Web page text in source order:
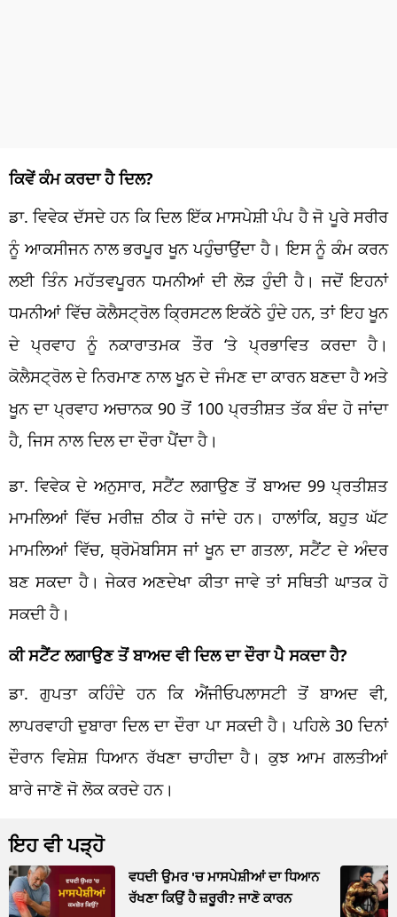
ਕਿਵੇਂ ਕੰਮ ਕਰਦਾ ਹੈ ਦਿਲ?
ਡਾ. ਵਿਵੇਕ ਦੱਸਦੇ ਹਨ ਕਿ ਦਿਲ ਇੱਕ ਮਾਸਪੇਸ਼ੀ ਪੰਪ ਹੈ ਜੋ ਪੂਰੇ ਸਰੀਰ
ਨੂੰ ਆਕਸੀਜਨ ਨਾਲ ਭਰਪੂਰ ਖੂਨ ਪਹੁੰਚਾਉਂਦਾ ਹੈ। ਇਸ ਨੂੰ ਕੰਮ ਕਰਨ
ਲਈ ਤਿੰਨ ਮਹੱਤਵਪੂਰਨ ਧਮਨੀਆਂ ਦੀ ਲੋੜ ਹੁੰਦੀ ਹੈ। ਜਦੋਂ ਇਹਨਾਂ
ਧਮਨੀਆਂ ਵਿੱਚ ਕੋਲੈਸਟ੍ਰੋਲ ਕ੍ਰਿਸਟਲ ਇਕੱਠੇ ਹੁੰਦੇ ਹਨ, ਤਾਂ ਇਹ ਖੂਨ
ਦੇ ਪ੍ਰਵਾਹ ਨੂੰ ਨਕਾਰਾਤਮਕ ਤੌਰ ‘ਤੇ ਪ੍ਰਭਾਵਿਤ ਕਰਦਾ ਹੈ।
ਕੋਲੈਸਟ੍ਰੋਲ ਦੇ ਨਿਰਮਾਣ ਨਾਲ ਖੂਨ ਦੇ ਜੰਮਣ ਦਾ ਕਾਰਨ ਬਣਦਾ ਹੈ ਅਤੇ
ਖੂਨ ਦਾ ਪ੍ਰਵਾਹ ਅਚਾਨਕ 90 ਤੋਂ 100 ਪ੍ਰਤੀਸ਼ਤ ਤੱਕ ਬੰਦ ਹੋ ਜਾਂਦਾ
ਹੈ, ਜਿਸ ਨਾਲ ਦਿਲ ਦਾ ਦੌਰਾ ਪੈਂਦਾ ਹੈ।
ਡਾ. ਵਿਵੇਕ ਦੇ ਅਨੁਸਾਰ, ਸਟੈਂਟ ਲਗਾਉਣ ਤੋਂ ਬਾਅਦ 99 ਪ੍ਰਤੀਸ਼ਤ
ਮਾਮਲਿਆਂ ਵਿੱਚ ਮਰੀਜ਼ ਠੀਕ ਹੋ ਜਾਂਦੇ ਹਨ। ਹਾਲਾਂਕਿ, ਬਹੁਤ ਘੱਟ
ਮਾਮਲਿਆਂ ਵਿੱਚ, ਥ੍ਰੋਮੋਬਸਿਸ ਜਾਂ ਖੂਨ ਦਾ ਗਤਲਾ, ਸਟੈਂਟ ਦੇ ਅੰਦਰ
ਬਣ ਸਕਦਾ ਹੈ। ਜੇਕਰ ਅਣਦੇਖਾ ਕੀਤਾ ਜਾਵੇ ਤਾਂ ਸਥਿਤੀ ਘਾਤਕ ਹੋ
ਸਕਦੀ ਹੈ।
ਕੀ ਸਟੈਂਟ ਲਗਾਉਣ ਤੋਂ ਬਾਅਦ ਵੀ ਦਿਲ ਦਾ ਦੌਰਾ ਪੈ ਸਕਦਾ ਹੈ?
ਡਾ. ਗੁਪਤਾ ਕਹਿੰਦੇ ਹਨ ਕਿ ਐਂਜੀਓਪਲਾਸਟੀ ਤੋਂ ਬਾਅਦ ਵੀ,
ਲਾਪਰਵਾਹੀ ਦੁਬਾਰਾ ਦਿਲ ਦਾ ਦੌਰਾ ਪਾ ਸਕਦੀ ਹੈ। ਪਹਿਲੇ 30 ਦਿਨਾਂ
ਦੌਰਾਨ ਵਿਸ਼ੇਸ਼ ਧਿਆਨ ਰੱਖਣਾ ਚਾਹੀਦਾ ਹੈ। ਕੁਝ ਆਮ ਗਲਤੀਆਂ
ਬਾਰੇ ਜਾਣੋ ਜੋ ਲੋਕ ਕਰਦੇ ਹਨ।
ਇਹ ਵੀ ਪੜ੍ਹੋ
ਵਧਦੀ ਉਮਰ 'ਚ ਮਾਸਪੇਸ਼ੀਆਂ ਦਾ ਧਿਆਨ
ਰੱਖਣਾ ਕਿਉਂ ਹੈ ਜ਼ਰੂਰੀ? ਜਾਣੋ ਕਾਰਨ